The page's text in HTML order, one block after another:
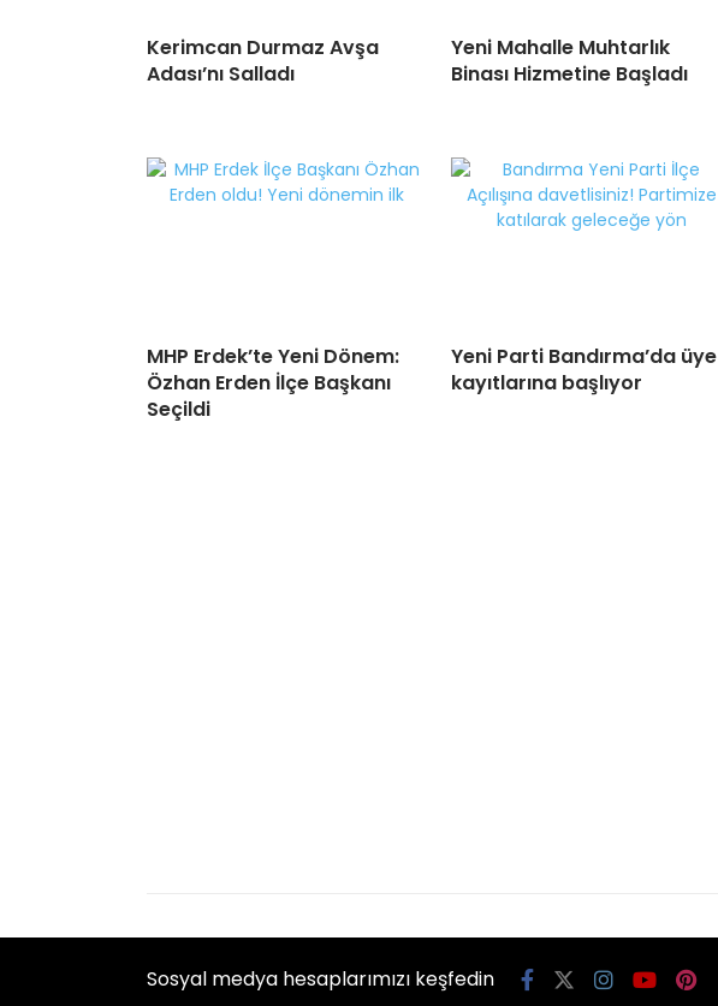
Kerimcan Durmaz Avşa
Adası’nı Salladı
Yeni Mahalle Muhtarlık
Binası Hizmetine Başladı
MHP Erdek’te Yeni Dönem:
Özhan Erden İlçe Başkanı
Seçildi
Yeni Parti Bandırma’da üye
kayıtlarına başlıyor
Sosyal medya hesaplarımızı keşfedin